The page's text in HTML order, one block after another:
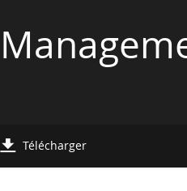
Télécharger